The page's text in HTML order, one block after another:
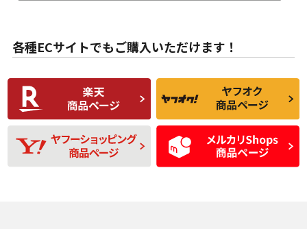
な中古品
んどない中古品
C
比較的きれいな中古
品
C
られるが、使用に問
題のない中古品
D
使用感や目立つ傷が
あり、一般的な中古
品
D
残り溝も少なく、偏
磨耗がみられ、短期
間使用できるくらい
の中古品
各種ECサイトでもご購入いただけます！